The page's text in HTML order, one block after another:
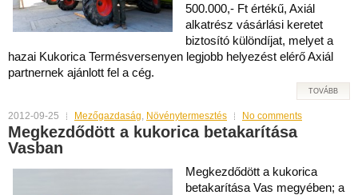
500.000,- Ft értékű, Axiál
alkatrész vásárlási keretet
biztosító különdíjat, melyet a
hazai Kukorica Termésversenyen legjobb helyezést elérő Axiál
partnernek ajánlott fel a cég.
TOVÁBB
2012-09-25 Mezőgazdaság Növénytermesztés No comments
Megkezdődött a kukorica betakarítása
Vasban
Megkezdődött a kukorica
betakarítása Vas megyében; a